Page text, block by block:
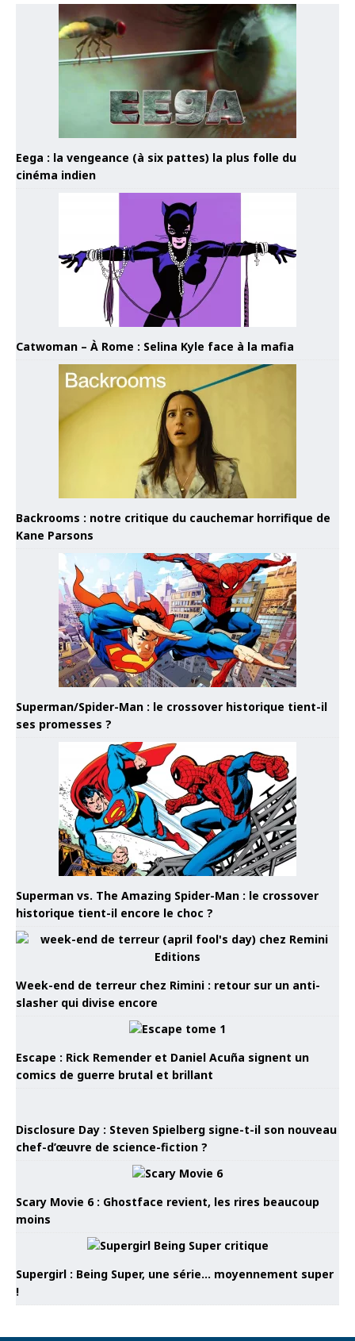
Eega : la vengeance (à six pattes) la plus folle du
cinéma indien
Catwoman – À Rome : Selina Kyle face à la mafia
Backrooms : notre critique du cauchemar horrifique de
Kane Parsons
Superman/Spider-Man : le crossover historique tient-il
ses promesses ?
Superman vs. The Amazing Spider-Man : le crossover
historique tient-il encore le choc ?
Week-end de terreur chez Rimini : retour sur un anti-
slasher qui divise encore
Escape : Rick Remender et Daniel Acuña signent un
comics de guerre brutal et brillant
Disclosure Day : Steven Spielberg signe-t-il son nouveau
chef-d’œuvre de science-fiction ?
Scary Movie 6 : Ghostface revient, les rires beaucoup
moins
Supergirl : Being Super, une série… moyennement super
!